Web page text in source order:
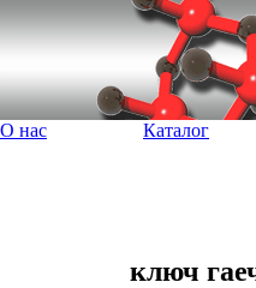
О нас Каталог
ключ